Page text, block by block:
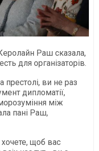
Раш сказала,
для організаторів.
престолі, ви не раз
дипломатії,
між
пані Раш,
щоб вас